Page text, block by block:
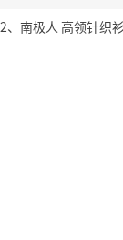
2、南极人 高领针织